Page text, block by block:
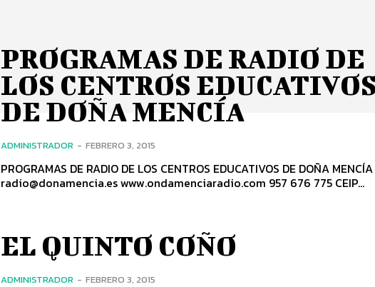
PROGRAMAS DE RADIO DE
LOS CENTROS
DE DOÑA MENCÍA
ADMINISTRADOR - FEBRERO 3, 2015
PROGRAMAS DE RADIO DE LOS CENTROS EDUCATIVOS DE DOÑA
radio@donamencia.es www.ondamenciaradio.com 957 676 775 CEIP...
EL QUINTO COÑO
ADMINISTRADOR - FEBRERO 3, 2015